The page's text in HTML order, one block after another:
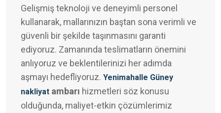
Gelişmiş teknoloji ve deneyimli personel
kullanarak, mallarınızın baştan sona verimli ve
güvenli bir şekilde taşınmasını garanti
ediyoruz. Zamanında teslimatların önemini
anlıyoruz ve beklentilerinizi her adımda
aşmayı hedefliyoruz. Yenimahalle Güney
nakliyat ambarı hizmetleri söz konusu
olduğunda, maliyet-etkin çözümlerimiz